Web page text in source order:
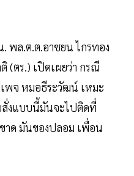
พล.ต.ต.อาชยน ไกรทอง
(ตร.) เปิดเผยว่า กรณี
พจ หมอธีระวัฒน์ เหมะ
สั่งแบบนี้มันจะไปติดที่
าด มันของปลอม เพื่อน